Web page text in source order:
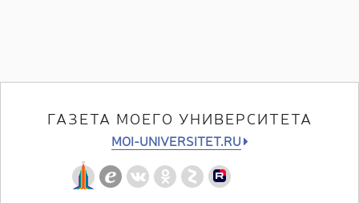
ГАЗЕТА МОЕГО УНИВЕРСИТЕТА
MOI-UNIVERSITET.RU